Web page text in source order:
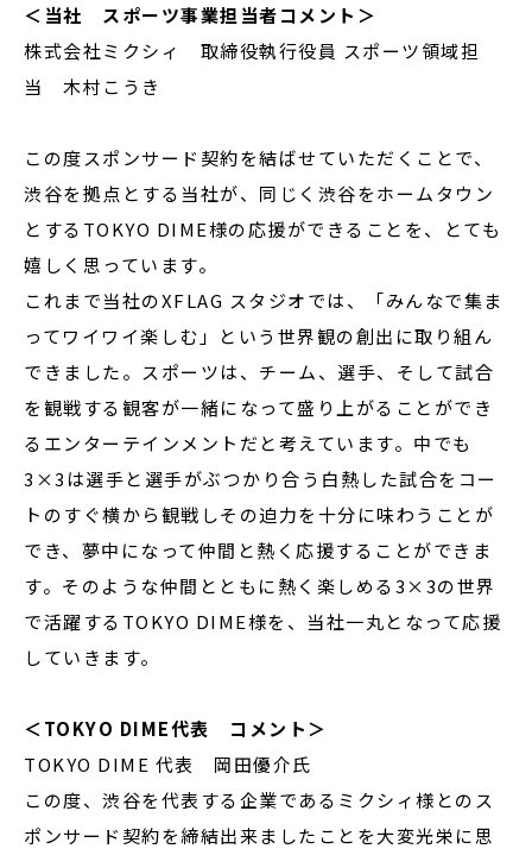
＜当社 スポーツ事業担当者コメント＞
株式会社ミクシィ 取締役執行役員 スポーツ領域担
当 木村こうき
この度スポンサード契約を結ばせていただくことで、
渋谷を拠点とする当社が、同じく渋谷をホームタウン
とするTOKYO DIME様の応援ができることを、とても
嬉しく思っています。
これまで当社のXFLAG スタジオでは、「みんなで集ま
ってワイワイ楽しむ」という世界観の創出に取り組ん
できました。スポーツは、チーム、選手、そして試合
を観戦する観客が一緒になって盛り上がることができ
るエンターテインメントだと考えています。中でも
3×3は選手と選手がぶつかり合う白熱した試合をコー
トのすぐ横から観戦しその迫力を十分に味わうことが
でき、夢中になって仲間と熱く応援することができま
す。そのような仲間とともに熱く楽しめる3×3の世界
で活躍するTOKYO DIME様を、当社一丸となって応援
していきます。
＜TOKYO DIME代表 コメント＞
TOKYO DIME 代表 岡田優介氏
この度、渋谷を代表する企業であるミクシィ様とのス
ポンサード契約を締結出来ましたことを大変光栄に思